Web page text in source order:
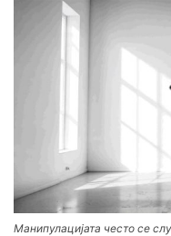
Манипулацијата често се